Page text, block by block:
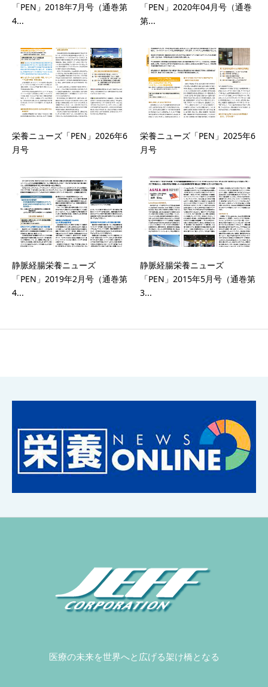
「PEN」2018年7月号（通巻第
4...
「PEN」2020年04月号（通巻
第...
栄養ニューズ「PEN」2026年6
月号
栄養ニューズ「PEN」2025年6
月号
静脈経腸栄養ニューズ
「PEN」2019年2月号（通巻第
4...
静脈経腸栄養ニューズ
「PEN」2015年5月号（通巻第
3...
医療の未来を世界へと広げる架け橋となる